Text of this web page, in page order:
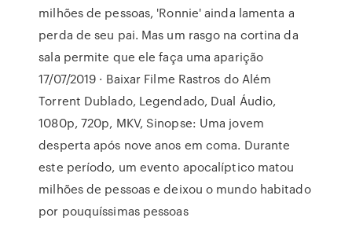
milhões de pessoas, 'Ronnie' ainda lamenta a
perda de seu pai. Mas um rasgo na cortina da
sala permite que ele faça uma aparição
17/07/2019 · Baixar Filme Rastros do Além
Torrent Dublado, Legendado, Dual Áudio,
1080p, 720p, MKV, Sinopse: Uma jovem
desperta após nove anos em coma. Durante
este período, um evento apocalíptico matou
milhões de pessoas e deixou o mundo habitado
por pouquíssimas pessoas